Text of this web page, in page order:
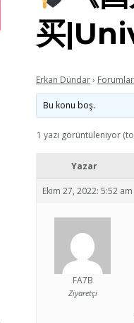
买
Erkan Dündar› Forumlar
Bu konu boş.
1 yazı görüntüleniyor
Yazar
Ekim 27, 2022: 5:52 am
FA7B
Ziyaretçi